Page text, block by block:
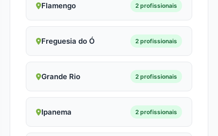
Flamengo 2 profissionais
Freguesia do Ó 2 profissionais
Grande Rio 2 profissionais
Ipanema 2 profissionais